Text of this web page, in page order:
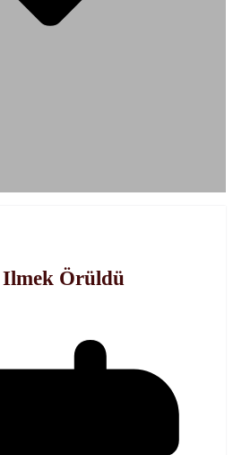
Ilmek Örüldü